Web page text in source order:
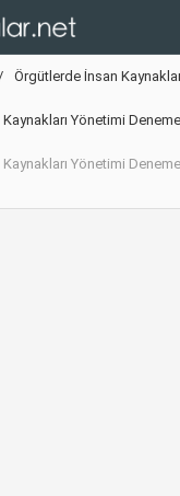
Örgütlerde İnsan
Yönetimi Deneme
Yönetimi